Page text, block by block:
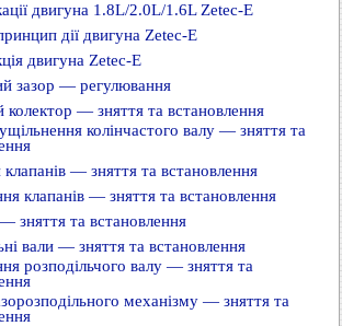
двигуна 1.8L/2.0L/1.6L Zetec-E
дії двигуна Zetec-E
двигуна Zetec-E
зазор — регулювання
колектор — зняття та встановлення
колінчастого валу — зняття та
— зняття та встановлення
клапанів — зняття та встановлення
зняття та встановлення
вали — зняття та встановлення
розподільчого валу — зняття та
механізму — зняття та